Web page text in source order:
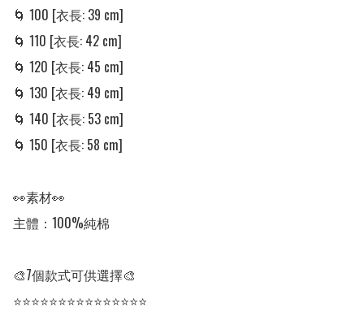
🌀 100 [衣長: 39 cm]
🌀 110 [衣長: 42 cm]
🌀 120 [衣長: 45 cm]
🌀 130 [衣長: 49 cm]
🌀 140 [衣長: 53 cm]
🌀 150 [衣長: 58 cm]
👀素材👀
主體：100%純棉
🎨7個款式可供選擇🎨
⭐⭐⭐⭐⭐⭐⭐⭐⭐⭐⭐⭐⭐⭐⭐